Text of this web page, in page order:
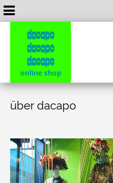
dacapo
dacapo
dacapo
online shop
über dacapo